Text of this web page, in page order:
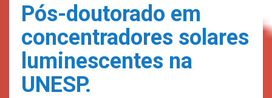
Pós-doutorado em
concentradores solares
luminescentes na
UNESP.